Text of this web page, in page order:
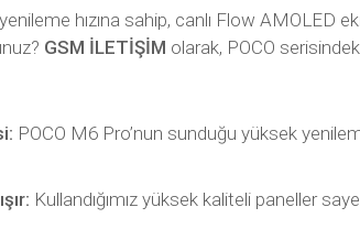
yenileme hızına sahip, canlı Flow
GSM İLETİŞİM olarak, POCO serisindeki
POCO M6 Pro’nun sunduğu yüksek
Kullandığımız yüksek kaliteli paneller